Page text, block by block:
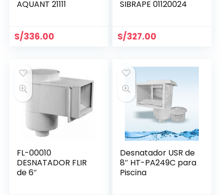
AQUANT 21111
S/336.00
SIBRAPE 01120024
S/327.00
FL-00010
DESNATADOR FLIR
de 6″
Desnatador USR de
8″ HT-PA249C para
Piscina